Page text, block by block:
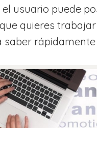
usuario puede
quieres
saber